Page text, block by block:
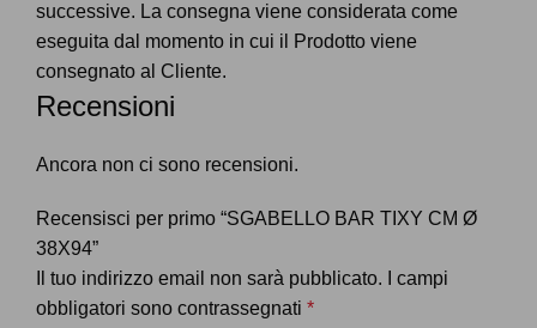
successive. La consegna viene considerata come
eseguita dal momento in cui il Prodotto viene
consegnato al Cliente.
Recensioni
Ancora non ci sono recensioni.
Recensisci per primo “SGABELLO BAR TIXY CM Ø
38X94”
Il tuo indirizzo email non sarà pubblicato.
I campi
obbligatori sono contrassegnati *